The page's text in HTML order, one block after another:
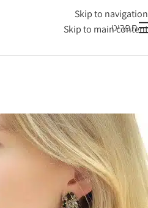
Skip to navigation
Skip to main content
תפריט